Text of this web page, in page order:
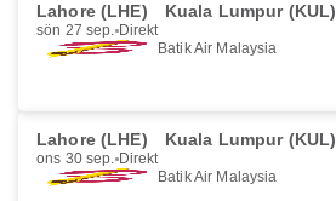
Lahore (LHE) Kuala Lumpur (KUL)
sön 27 sep. Direkt
Batik Air Malaysia
Lahore (LHE) Kuala Lumpur (KUL)
ons 30 sep. Direkt
Batik Air Malaysia